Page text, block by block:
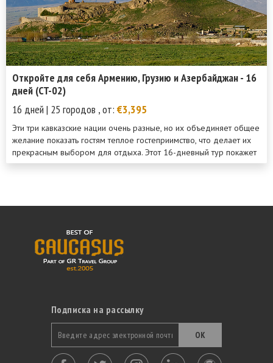
Откройте для себя Армению, Грузию и Азербайджан - 16
дней (CT-02)
16 дней | 25 городов , от:€3,395
Эти три кавказские нации очень разные, но их объединяет общее
желание показать гостям теплое гостеприимство, что делает их
прекрасным выбором для отдыха. Этот 16-дневный тур покажет
Вам достопримечательности Ар...
Подписка на рассылку
ОК